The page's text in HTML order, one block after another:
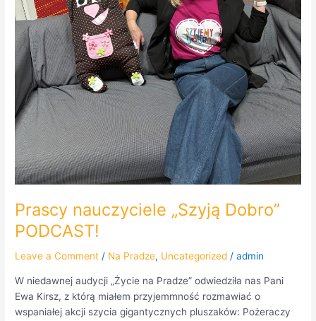
Prascy nauczyciele „Szyją Dobro”
PODCAST!
Leave a Comment / Na Pradze, Uncategorized /admin
W niedawnej audycji „Życie na Pradze” odwiedziła nas Pani
Ewa Kirsz, z którą miałem przyjemmność rozmawiać o
wspaniałej akcji szycia gigantycznych pluszaków: Pożeraczy